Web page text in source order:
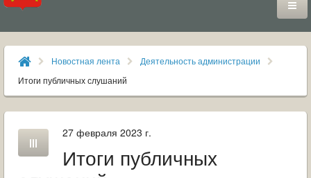
ГОРОД
ДУМА
ВЛАСТЬ
ДОКУМЕНТЫ
ОФИЦИАЛЬНЫЙ ВЕСТНИК БОДАЙБО
Новостная лента
Деятельность администрации
Итоги публичных слушаний
27 февраля 2023 г.
Итоги публичных